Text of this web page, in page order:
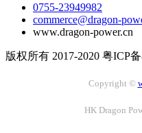
0755-23949982
commerce@dragon-
www.dragon-power.cn
版权所有 2017-2020 粤ICP
Copyright ©
HK Dragon